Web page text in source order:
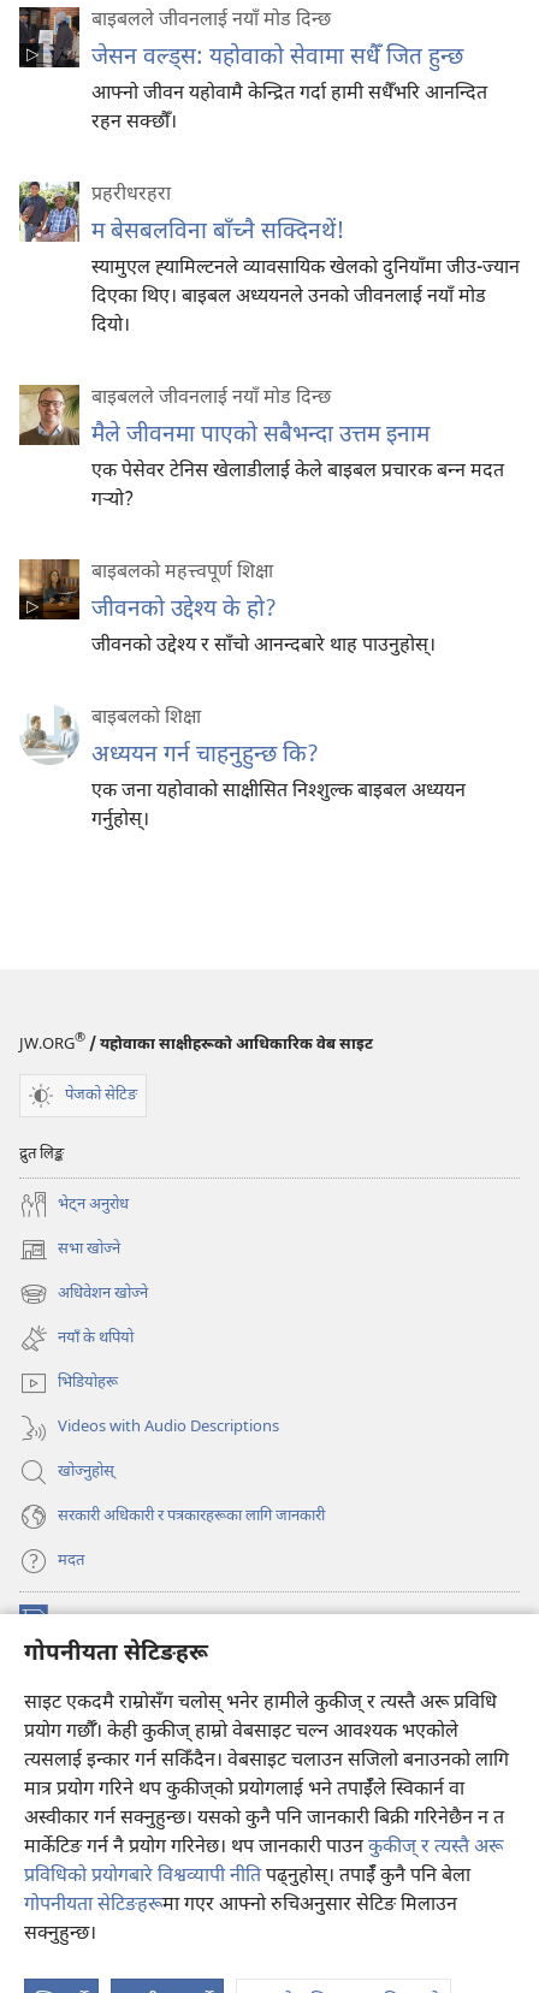
गोपनीयता सेटिङहरू
साइट एकदमै राम्रोसँग चलोस् भनेर हामीले कुकीज् र त्यस्तै अरू प्रविधि
प्रयोग गर्छौँ। केही कुकीज्‌ हाम्रो वेबसाइट चल्न आवश्यक भएकोले
त्यसलाई इन्कार गर्न सकिँदैन। वेबसाइट चलाउन सजिलो बनाउनको लागि
मात्र प्रयोग गरिने थप कुकीज्‌को प्रयोगलाई भने तपाईँले स्विकार्न वा
अस्वीकार गर्न सक्नुहुन्छ। यसको कुनै पनि जानकारी बिक्री गरिनेछैन न त
मार्केटिङ गर्न नै प्रयोग गरिनेछ। थप जानकारी पाउनकुकीज् र त्यस्तै अरू
प्रविधिको प्रयोगबारे विश्वव्यापी नीतिपढ्नुहोस्। तपाईँ कुनै पनि बेला
गोपनीयता सेटिङहरूमा गएर आफ्नो रुचिअनुसार सेटिङ मिलाउन
सक्नुहुन्छ।
बाइबलले जीवनलाई नयाँ मोड दिन्छ
जेसन वल्ड्‌स: यहोवाको सेवामा सधैँ जित हुन्छ
आफ्नो जीवन यहोवामै केन्द्रित गर्दा हामी सधैँभरि आनन्दित
रहन सक्छौँ।
प्रहरीधरहरा
म बेसबलविना बाँच्नै सक्दिनथें!
स्यामुएल ह्‍यामिल्टनले व्यावसायिक खेलको दुनियाँमा जीउ-ज्यान
दिएका थिए। बाइबल अध्ययनले उनको जीवनलाई नयाँ मोड
दियो।
बाइबलले जीवनलाई नयाँ मोड दिन्छ
मैले जीवनमा पाएको सबैभन्दा उत्तम इनाम
एक पेसेवर टेनिस खेलाडीलाई केले बाइबल प्रचारक बन्‍न मदत
गऱ्‍यो?
बाइबलको महत्त्वपूर्ण शिक्षा
जीवनको उद्देश्‍य के हो?
जीवनको उद्देश्‍य र साँचो आनन्दबारे थाह पाउनुहोस्‌।
बाइबलको शिक्षा
अध्ययन गर्न चाहनुहुन्छ कि?
एक जना यहोवाको साक्षीसित निश्‍शुल्क बाइबल अध्ययन
गर्नुहोस्‌।
JW.ORG® / यहोवाका साक्षीहरूको आधिकारिक वेब साइट
पेजको सेटिङ
द्रुत लिङ्क
भेट्‌न अनुरोध
सभा खोज्ने
(ब्राउजरको
अर्को
ट्याबमा
नयाँ
पृष्ठ
खुल्नेछ)
अधिवेशन खोज्ने
(ब्राउजरको
अर्को
ट्याबमा
नयाँ
पृष्ठ
खुल्नेछ)
नयाँ के थपियो
भिडियोहरू
Videos with Audio Descriptions
खोज्नुहोस्‌
सरकारी अधिकारी र पत्रकारहरूका लागि जानकारी
मदत
अर्को
नयाँ
पृष्ठ
प्रहरीधरहरा अनलाइन लाइब्रेरी
(ब्राउजरको
अर्को
नयाँ
पृष्ठ
खुल्नेछ)
JW Hub ®
(ब्राउजरको
अर्को
ट्याबमा
नयाँ
पृष्ठ
खुल्नेछ)
JW लाइब्रेरी एप
Copyright© 2026 Watch Tower Bible and Tract Society of Pennsylvania.